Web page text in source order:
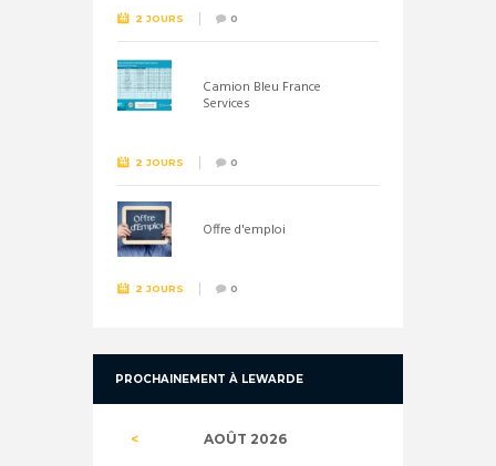
2 JOURS 0
Camion Bleu France
Services
2 JOURS 0
Offre d'emploi
2 JOURS 0
PROCHAINEMENT À LEWARDE
AOÛT 2026